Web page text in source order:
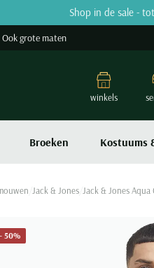
Shop in de sale -
Ook grote maten
Broeken Kostuums
winkels
Jack & Jones Jack & Jones
- 50%